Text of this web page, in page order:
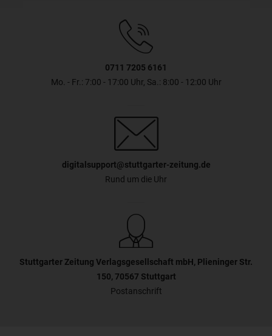
0711 7205 6161
Mo. - Fr.: 7:00 - 17:00 Uhr, Sa.: 8:00 - 12:00 Uhr
digitalsupport@stuttgarter-zeitung.de
Rund um die Uhr
Stuttgarter Zeitung Verlagsgesellschaft mbH, Plieninger Str.
150, 70567 Stuttgart
Postanschrift